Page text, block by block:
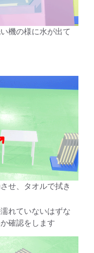
機の様に水が出て
せ、タオルで拭き
れていないはずな
確認をします